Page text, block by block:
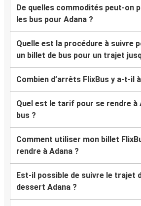
De quelles commodités peut-on
les bus pour Adana ?
Quelle est la procédure à suivre
un billet de bus pour un trajet
Combien d’arrêts FlixBus y a-t-il
Quel est le tarif pour se rendre à
bus ?
Comment utiliser mon billet
rendre à Adana ?
Est-il possible de suivre le trajet
dessert Adana ?